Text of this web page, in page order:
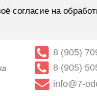
согласие на
8 (905)
8 (905)
info@7-